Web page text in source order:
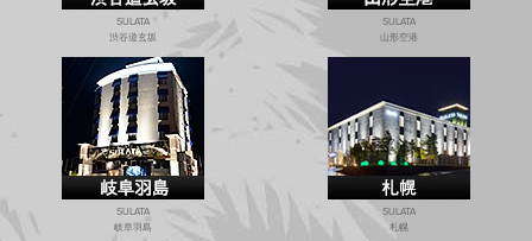
SULATA
渋谷道玄坂
SULATA
山形空港
SULATA
岐阜羽島
SULATA
札幌